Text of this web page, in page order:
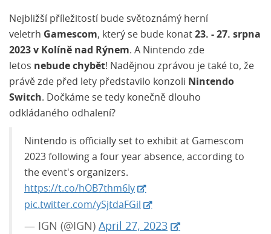
Nejbližší příležitostí bude světoznámý herní
veletrh Gamescom, který se bude konat 23. - 27. srpna
2023 v Kolíně nad Rýnem. A Nintendo zde
letos nebude chybět! Nadějnou zprávou je také to, že
právě zde před lety představilo konzoli Nintendo
Switch. Dočkáme se tedy konečně dlouho
odkládaného odhalení?
Nintendo is officially set to exhibit at Gamescom
2023 following a four year absence, according to
the event's organizers.
https://t.co/hOB7thm6Iy
pic.twitter.com/ySjtdaFGil
— IGN (@IGN) April 27, 2023